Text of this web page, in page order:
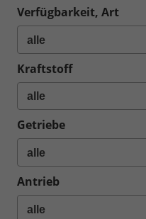
Verfügbarkeit, Art
Kraftstoff
Getriebe
Antrieb